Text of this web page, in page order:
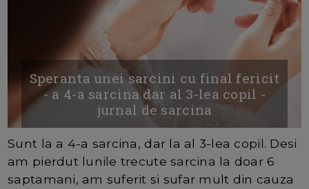
Speranta unei sarcini cu final fericit
- a 4-a sarcina dar al 3-lea copil -
jurnal de sarcina
Sunt la a 4-a sarcina, dar la al 3-lea copil. Desi
am pierdut lunile trecute sarcina la doar 6
saptamani, am suferit si sufar mult din cauza